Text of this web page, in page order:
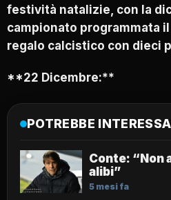
festività natalizie, con la
campionato programmata
regalo calcistico con dieci
**22 Dicembre:**
POTREBBE
Conte: “Non
alibi”
5 mesi fa